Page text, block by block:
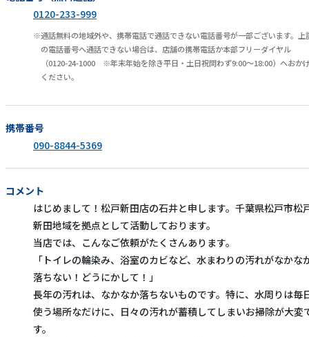
0120-233-999
通話無料の地域外や、携帯電話で通話できない電話番号が一部ございます。上
の電話番号へ通話できない場合は、店舗の携帯電話か本部フリーダイヤル
（0120-24-1000 ※年末年始を除き平日・土日祝問わず9:00～18:00）へおか
ください。
携帯番号
090-8844-5369
コメント
はじめまして！松戸新田店の石井と申します。千葉県松戸市松
新田地域を拠点として活動しております。
当店では、こんなご依頼がたくさんあります。
「トイレの輪染み、浴室のカビなど、水まわりの汚れがなかな
落ちない！どうにかして！」
長年の汚れは、なかなか落ちないものです。特に、水周りは毎
使う場所なだけに、日々の汚れが蓄積してしまいお掃除が大変
す。